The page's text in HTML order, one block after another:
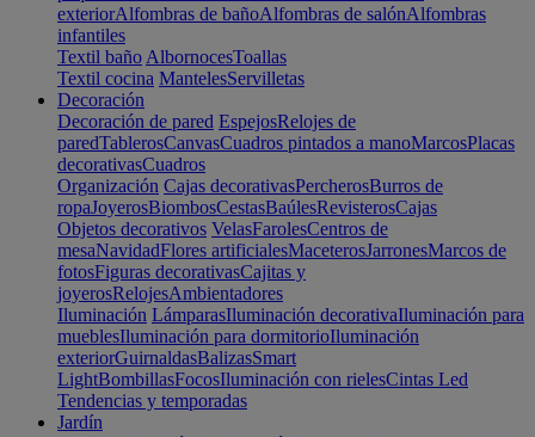
exteriorAlfombras de bañoAlfombras de salónAlfombras
infantiles
Textil baño AlbornocesToallas
Textil cocina MantelesServilletas
Decoración
Decoración de pared EspejosRelojes de
paredTablerosCanvasCuadros pintados a manoMarcosPlacas
decorativasCuadros
Organización Cajas decorativasPercherosBurros de
ropaJoyerosBiombosCestasBaúlesRevisterosCajas
Objetos decorativos VelasFarolesCentros de
mesaNavidadFlores artificialesMaceterosJarronesMarcos de
fotosFiguras decorativasCajitas y
joyerosRelojesAmbientadores
Iluminación LámparasIluminación decorativaIluminación para
mueblesIluminación para dormitorioIluminación
exteriorGuirnaldasBalizasSmart
LightBombillasFocosIluminación con rielesCintas Led
Tendencias y temporadas
Jardín